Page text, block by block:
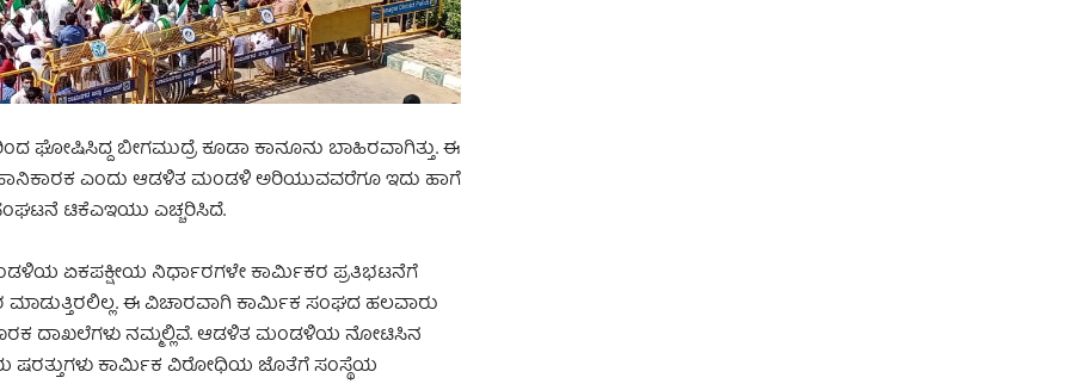
ಘೋಷಿಸಿದ್ದ ಬೀಗಮುದ್ರೆ ಕೂಡಾ ಕಾನೂನು ಬಾಹಿರವಾಗಿತ್ತು. ಈ
ಎಂದು ಆಡಳಿತ ಮಂಡಳಿ ಅರಿಯುವವರೆಗೂ ಇದು ಹಾಗೆ
ಟಿಕೆಎಇಯು ಎಚ್ಚರಿಸಿದೆ.
ಏಕಪಕ್ಷೀಯ ನಿರ್ಧಾರಗಳೇ ಕಾರ್ಮಿಕರ ಪ್ರತಿಭಟನೆಗೆ
ಮಾಡುತ್ತಿರಲಿಲ್ಲ. ಈ ವಿಚಾರವಾಗಿ ಕಾರ್ಮಿಕ ಸಂಘದ ಹಲವಾರು
ದಾಖಲೆಗಳು ನಮ್ಮಲ್ಲಿವೆ. ಆಡಳಿತ ಮಂಡಳಿಯ ನೋಟಿಸಿನ
ಕಾರ್ಮಿಕ ವಿರೋಧಿಯ ಜೊತೆಗೆ ಸಂಸ್ಥೆಯ